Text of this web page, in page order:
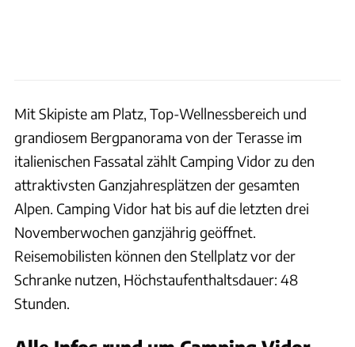
Mit Skipiste am Platz, Top-Wellnessbereich und
grandiosem Bergpanorama von der Terasse im
italienischen Fassatal zählt Camping Vidor zu den
attraktivsten Ganzjahresplätzen der gesamten
Alpen. Camping Vidor hat bis auf die letzten drei
Novemberwochen ganzjährig geöffnet.
Reisemobilisten können den Stellplatz vor der
Schranke nutzen, Höchstaufenthaltsdauer: 48
Stunden.